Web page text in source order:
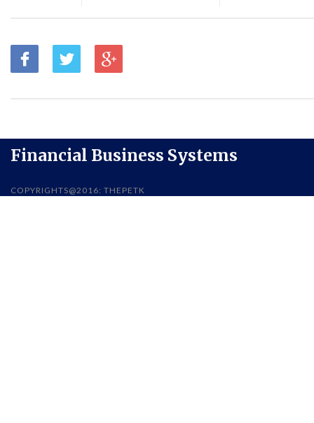
Financial Business Systems
COPYRIGHTS@2016: THEPETK